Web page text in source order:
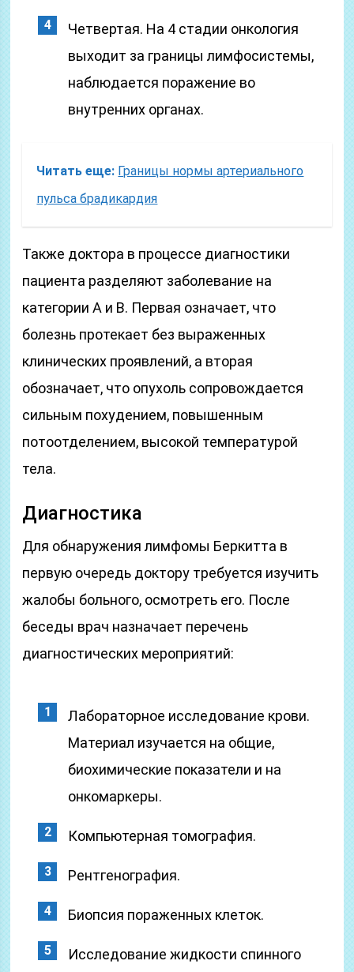
Четвертая. На 4 стадии онкология
выходит за границы лимфосистемы,
наблюдается поражение во
внутренних органах.
Читать еще: Границы нормы артериального
пульса брадикардия
Также доктора в процессе диагностики
пациента разделяют заболевание на
категории А и В. Первая означает, что
болезнь протекает без выраженных
клинических проявлений, а вторая
обозначает, что опухоль сопровождается
сильным похудением, повышенным
потоотделением, высокой температурой
тела.
Диагностика
Для обнаружения лимфомы Беркитта в
первую очередь доктору требуется изучить
жалобы больного, осмотреть его. После
беседы врач назначает перечень
диагностических мероприятий:
Лабораторное исследование крови.
Материал изучается на общие,
биохимические показатели и на
онкомаркеры.
Компьютерная томография.
Рентгенография.
Биопсия пораженных клеток.
Исследование жидкости спинного